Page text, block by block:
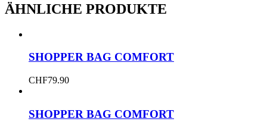
ÄHNLICHE PRODUKTE
SHOPPER BAG COMFORT
CHF79.90
SHOPPER BAG COMFORT